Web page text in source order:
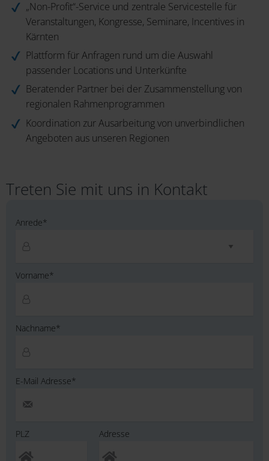
„Non-Profit“-Service und zentrale Servicestelle für
Veranstaltungen, Kongresse, Seminare, Incentives in
Kärnten
Plattform für Anfragen rund um die Auswahl
passender Locations und Unterkünfte
Beratender Partner bei der Zusammenstellung von
regionalen Rahmenprogrammen
Koordination zur Ausarbeitung von unverbindlichen
Angeboten aus unseren Regionen
Treten Sie mit uns in Kontakt
Anrede*
Vorname*
Nachname*
E-Mail Adresse*
PLZ Adresse